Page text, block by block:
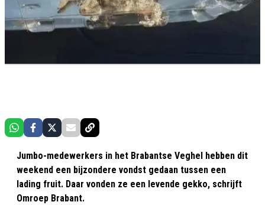
Jumbo-medewerkers in het Brabantse Veghel hebben dit
weekend een bijzondere vondst gedaan tussen een
lading fruit. Daar vonden ze een levende gekko, schrijft
Omroep Brabant.